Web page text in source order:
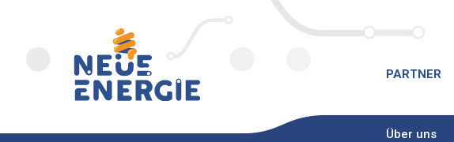
PARTNER
Über uns